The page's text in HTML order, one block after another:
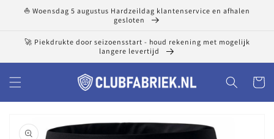
naar de
⛵ Woensdag 5 augustus Hardzeildag klantenservice en afhalen
gesloten
🚀 Piekdrukte door seizoensstart - houd rekening met mogelijk
langere levertijd